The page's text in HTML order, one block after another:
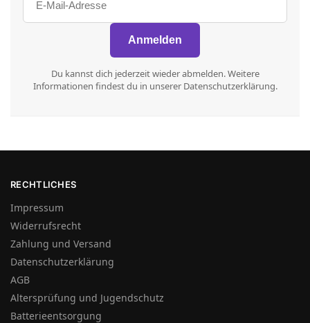
Du kannst dich jederzeit wieder abmelden. Weitere
Informationen findest du in unserer Datenschutzerklärung.
RECHTLICHES
Impressum
Widerrufsrecht
Zahlung und Versand
Datenschutzerklärung
AGB
Altersprüfung und Jugendschutz
Batterieentsorgung